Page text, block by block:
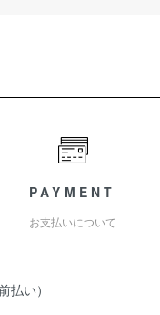
PAYMENT
お支払いについて
払い）